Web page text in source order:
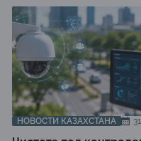
НОВОСТИ КАЗАХСТАНА